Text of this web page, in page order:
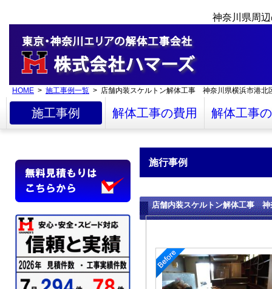
神奈川県周
HOME > 施工事例一覧 > 店舗内装スケルトン解体工事 神奈川県横浜市港北
施工事例 解体工事の費用 解体工事
施行事例
店舗内装スケルトン解体工事 神